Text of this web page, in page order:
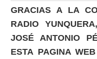
GRACIAS A LA
RADIO
JOSÉ ANTONIO
ESTA PAGINA